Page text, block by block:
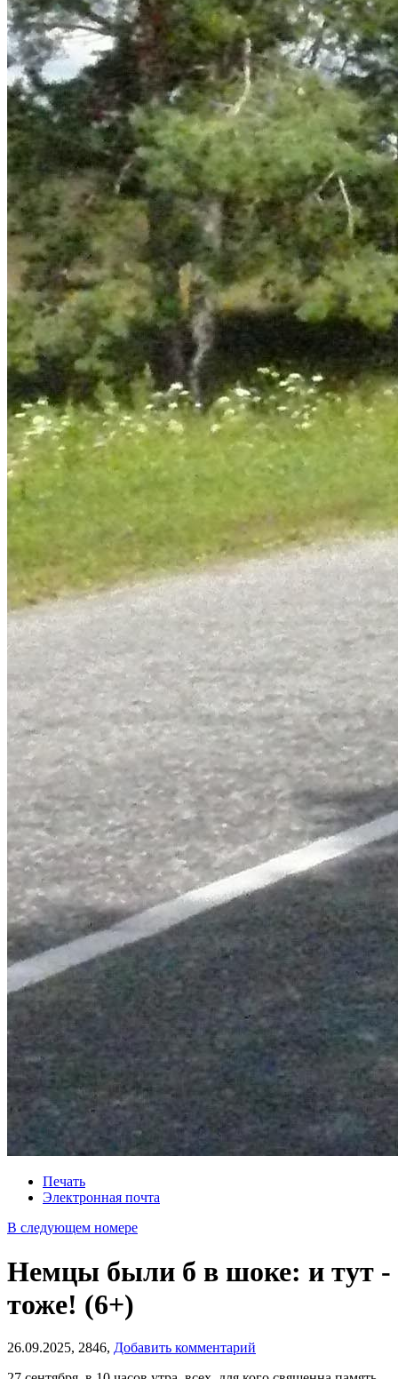
Печать
Электронная почта
В следующем номере
Немцы были б в шоке: и тут -
тоже! (6+)
26.09.2025, 2846, Добавить комментарий